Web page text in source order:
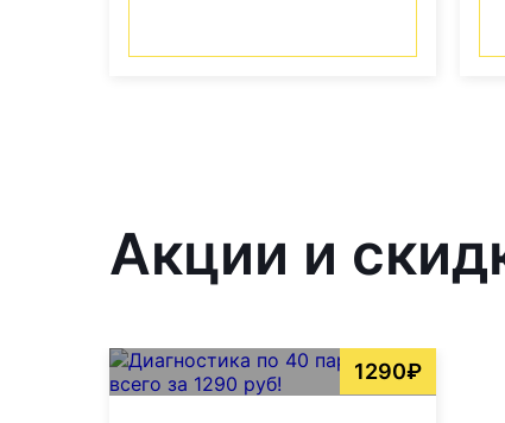
Акции и
1290₽